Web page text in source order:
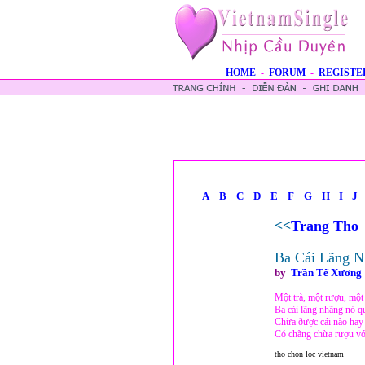
HOME - FORUM -
A B C D E F G H I J
<<Trang Tho
Ba Cái Lãng
by Trần Tế Xương
Một trà, một rượu, một
Ba cái lãng nhãng nó
Chừa ðược cái nào hay
Có chãng chừa rượu
tho chon loc vietnam